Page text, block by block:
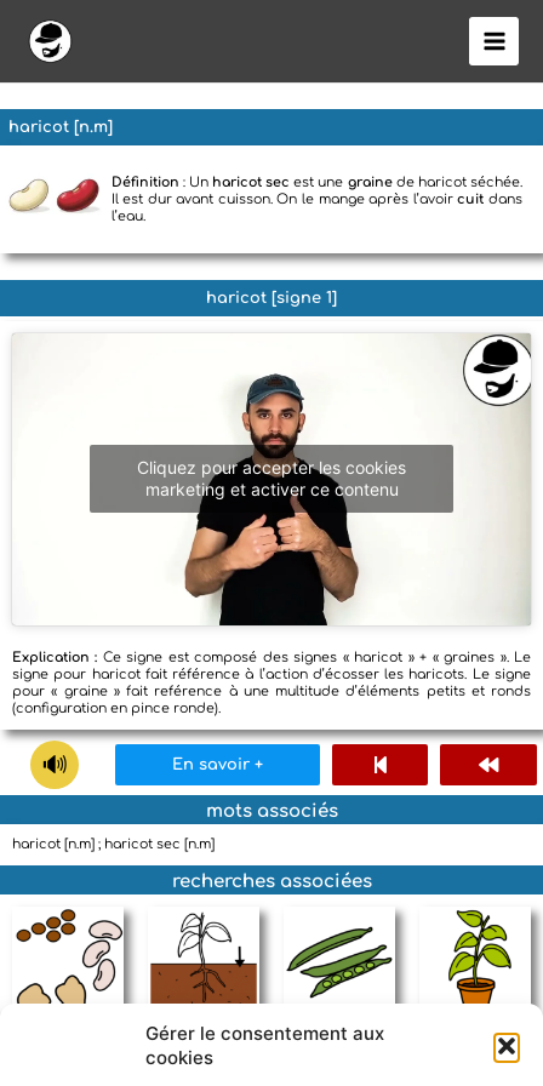
Gérer le consentement aux
cookies
contenu
haricot [n.m]
Définition : Un haricot sec est une grainede haricot séchée.
Il est dur avant cuisson. On le mange après l’avoircuit dans
l’eau.
haricot [signe 1]
Cliquez pour accepter les cookies
marketing et activer ce contenu
Explication : Ce signe est composé des signes « haricot » + « graines ». Le
signe pour haricot fait référence à l’action d’écosser les haricots. Le signe
pour « graine » fait reférence à une multitude d’éléments petits et ronds
(configuration en pince ronde).
En savoir +
mots associés
haricot [n.m] ; haricot sec [n.m]
recherches associées
terre haricot vert plante